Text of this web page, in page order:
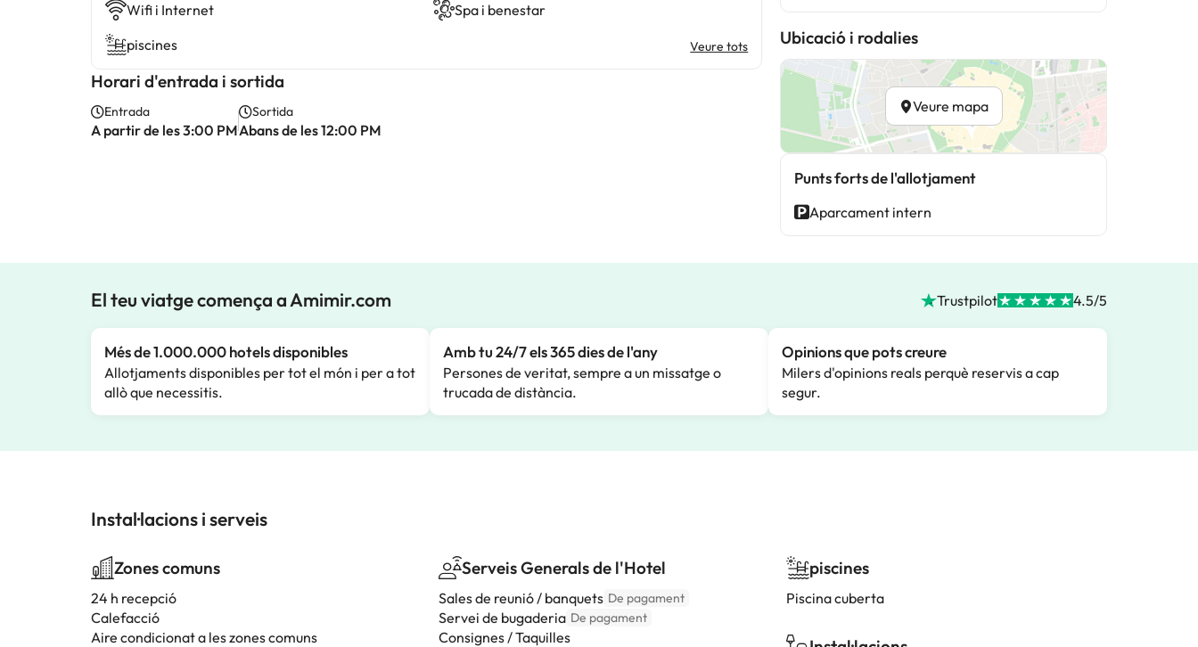
Wifi i Internet
Spa i benestar
piscines
Veure tots
Horari d'entrada i sortida
Entrada
A partir de les 3:00 PM
Sortida
Abans de les 12:00 PM
Ubicació i rodalies
Veure mapa
Punts forts de l'allotjament
Aparcament intern
El teu viatge comença a Amimir.com Trustpilot 4.5/5
Més de 1.000.000 hotels disponibles
Allotjaments disponibles per tot el món i per a tot
allò que necessitis.
Amb tu 24/7 els 365 dies de l'any
Persones de veritat, sempre a un missatge o
trucada de distància.
Opinions que pots creure
Milers d'opinions reals perquè reservis a cap
segur.
Instal·lacions i serveis
Zones comuns
24 h recepció
Calefacció
Aire condicionat a les zones comuns
Serveis Generals de l'Hotel
Sales de reunió / banquets De pagament
Servei de bugaderia De pagament
Consignes / Taquilles
piscines
Piscina cuberta